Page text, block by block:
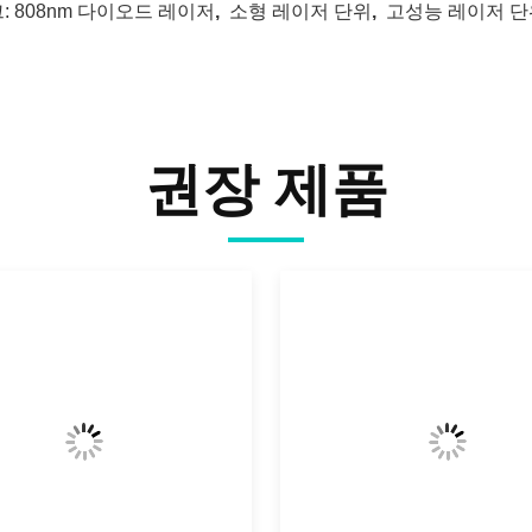
: 808nm 다이오드 레이저 , 소형 레이저 단위 , 고성능 레이저
권장 제품